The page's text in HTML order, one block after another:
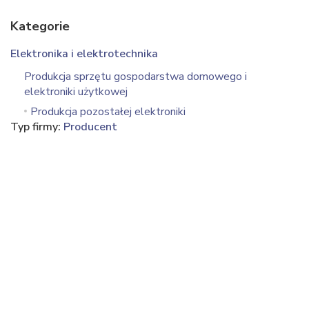
Kategorie
Elektronika i elektrotechnika
Produkcja sprzętu gospodarstwa domowego i
elektroniki użytkowej
Produkcja pozostałej elektroniki
Typ firmy: Producent